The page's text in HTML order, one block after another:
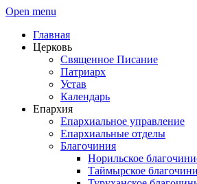
Open menu
Главная
Церковь
Священное Писание
Патриарх
Устав
Календарь
Епархия
Епархиальное управление
Епархиальные отделы
Благочиния
Норильское
Таймырское